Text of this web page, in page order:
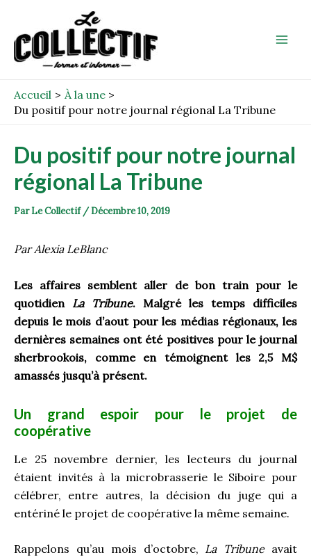
contenu
Accueil
À la une
Du positif pour notre journal régional La Tribune
Du positif pour notre journal
régional La Tribune
ParLe Collectif /Décembre 10, 2019
Par Alexia LeBlanc
Les affaires semblent aller de bon train pour le
quotidien La Tribune. Malgré les temps difficiles
depuis le mois d’aout pour les médias régionaux, les
dernières semaines ont été positives pour le journal
sherbrookois, comme en témoignent les 2,5 M$
amassés jusqu’à présent.
Un grand espoir pour le projet de
coopérative
Le 25 novembre dernier, les lecteurs du journal
étaient invités à la microbrasserie le Siboire pour
célébrer, entre autres, la décision du juge qui a
entériné le projet de coopérative la même semaine.
Rappelons qu’au mois d’octobre, La Tribune avait
navigation